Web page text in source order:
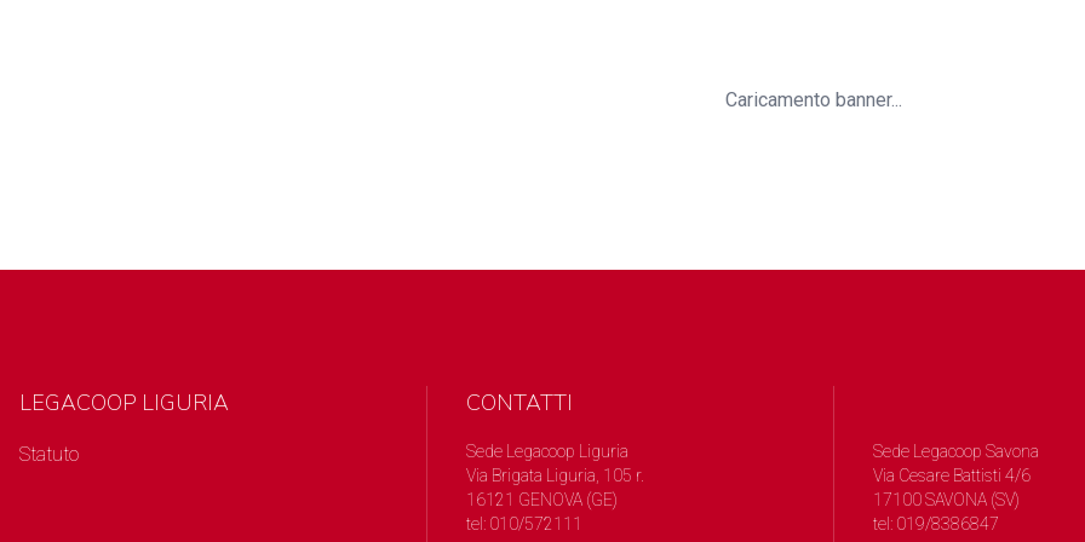
Caricamento banner...
LEGACOOP LIGURIA
Statuto
CONTATTI
Sede Legacoop Liguria
Via Brigata Liguria, 105 r.
16121 GENOVA (GE)
tel: 010/572111
Sede Legacoop Savona
Via Cesare Battisti 4/6
17100 SAVONA (SV)
tel: 019/8386847